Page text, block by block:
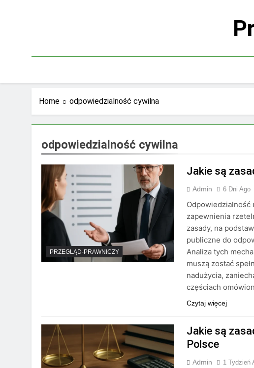
Home odpowiedzialność cywilna
odpowiedzialność cywilna
PRZEGLĄD-PRAWNICZY
Jakie są
Admin 6 Dni Ago
zapewnienia
zasady, na
publiczne do
Analiza tych
muszą zostać
nadużycia,
częściach
Czytaj więcej
Jakie są
Polsce
Admin 1 Tydzień